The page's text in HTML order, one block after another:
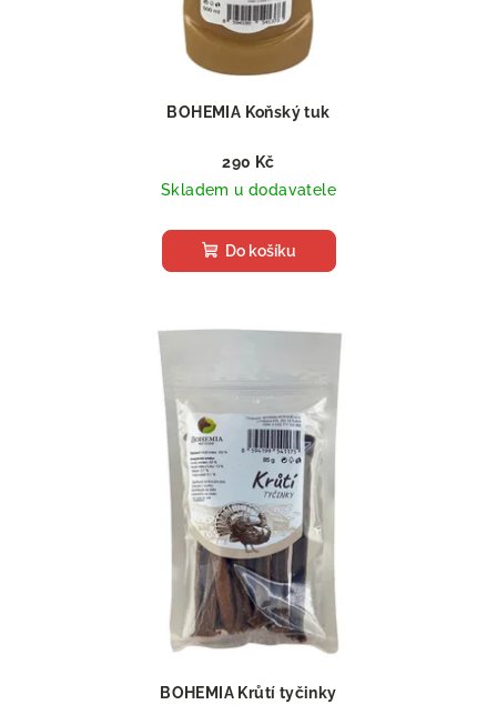
BOHEMIA Koňský tuk
290 Kč
Skladem u dodavatele
Do košíku
BOHEMIA Krůtí tyčinky